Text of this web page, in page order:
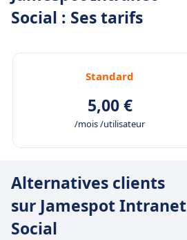
Social : Ses tarifs
Standard
5,00 €
/mois /utilisateur
Alternatives clients
sur Jamespot Intranet
Social